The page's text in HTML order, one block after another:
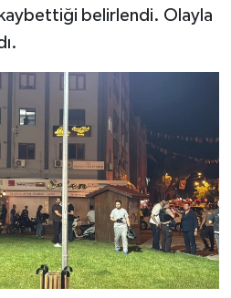
kaybettiği belirlendi. Olayla